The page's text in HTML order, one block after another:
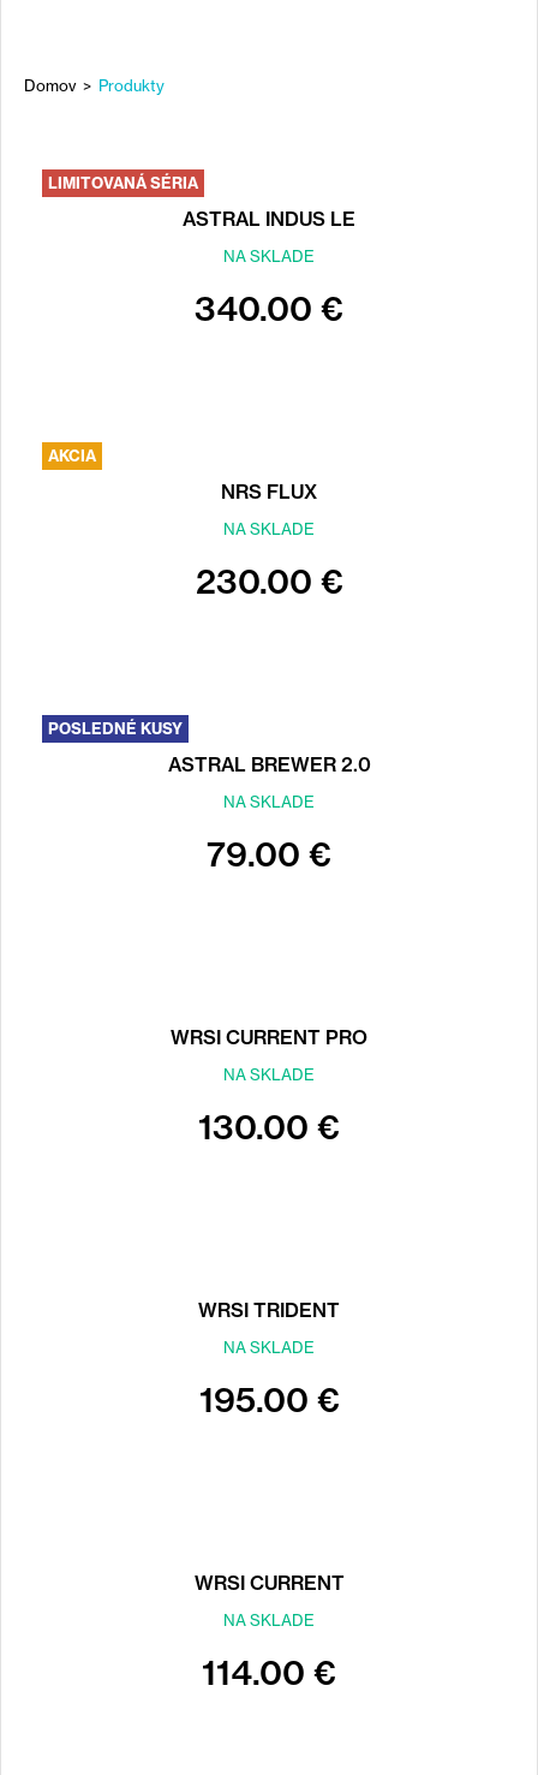
SA
TU
Domov > Produkty
LIMITOVANÁ SÉRIA
ASTRAL INDUS LE
NA SKLADE
340.00 €
AKCIA
NRS FLUX
NA SKLADE
230.00 €
POSLEDNÉ KUSY
ASTRAL BREWER 2.0
NA SKLADE
79.00 €
WRSI CURRENT PRO
NA SKLADE
130.00 €
WRSI TRIDENT
NA SKLADE
195.00 €
WRSI CURRENT
NA SKLADE
114.00 €